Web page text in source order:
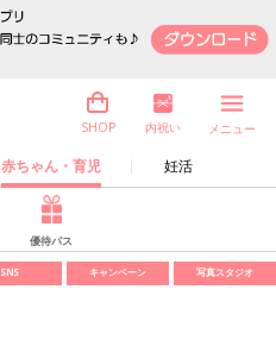
赤ちゃん・育児 妊活
SHOP 内祝い メニュー
優待パス
SNS キャンペーン 写真スタジオ